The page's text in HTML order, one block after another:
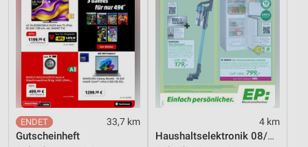
33,7 km
Gutscheinheft
4 km
Haushaltselektronik 08/2026